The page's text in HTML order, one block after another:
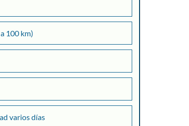
100 km)
varios días